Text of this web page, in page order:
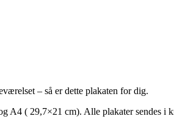
– så er dette plakaten for dig.
A4 ( 29,7×21 cm). Alle plakater sendes i